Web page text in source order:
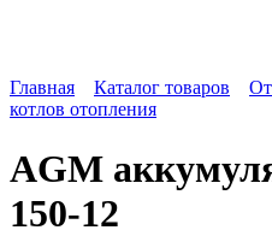
Главная Каталог товаров
котлов отопления
AGM
150-12